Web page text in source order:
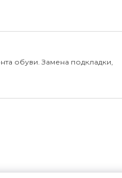
обуви. Замена подкладки,